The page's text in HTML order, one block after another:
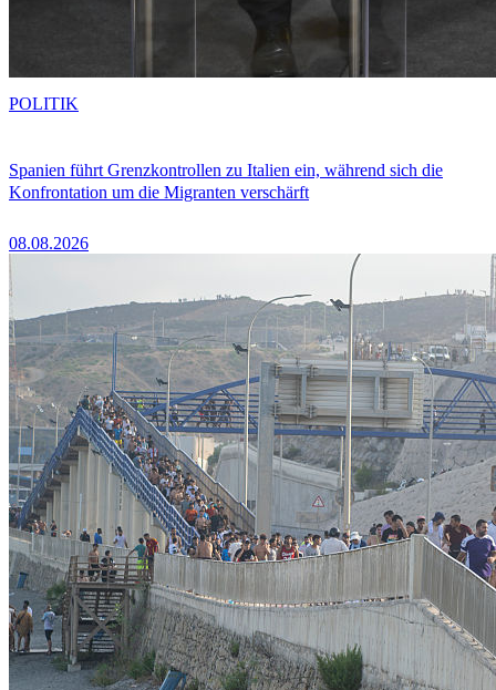
Spanien führt Grenzkontrollen zu Italien ein, während sich die
Konfrontation um die Migranten verschärft
08.08.2026
POLITIK